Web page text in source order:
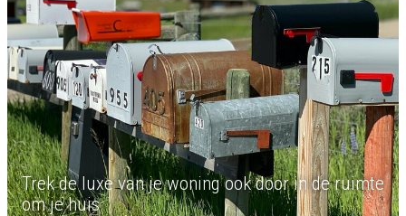
Trek de luxe van je woning ook door in de ruimte
om je huis